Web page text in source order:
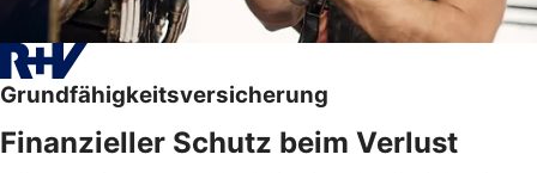
Grundfähigkeitsversicherung
Finanzieller Schutz beim Verlust